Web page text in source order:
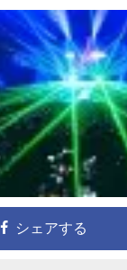
シェアする